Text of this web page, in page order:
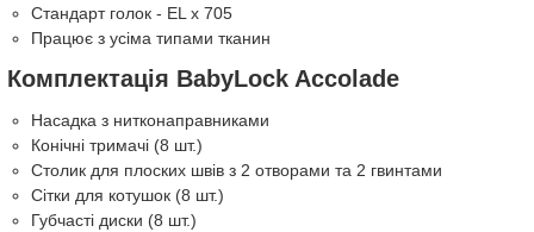
Стандарт голок - EL x 705
Працює з усіма типами тканин
Комплектація BabyLock Accolade
Насадка з нитконаправниками
Конічні тримачі (8 шт.)
Столик для плоских швів з 2 отворами та 2 гвинтами
Сітки для котушок (8 шт.)
Губчасті диски (8 шт.)